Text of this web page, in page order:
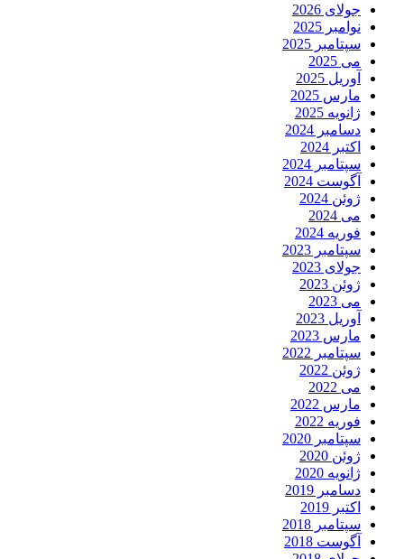
جولای 2026
نوامبر 2025
سپتامبر 2025
می 2025
آوریل 2025
مارس 2025
ژانویه 2025
دسامبر 2024
اکتبر 2024
سپتامبر 2024
آگوست 2024
ژوئن 2024
می 2024
فوریه 2024
سپتامبر 2023
جولای 2023
ژوئن 2023
می 2023
آوریل 2023
مارس 2023
سپتامبر 2022
ژوئن 2022
می 2022
مارس 2022
فوریه 2022
سپتامبر 2020
ژوئن 2020
ژانویه 2020
دسامبر 2019
اکتبر 2019
سپتامبر 2018
آگوست 2018